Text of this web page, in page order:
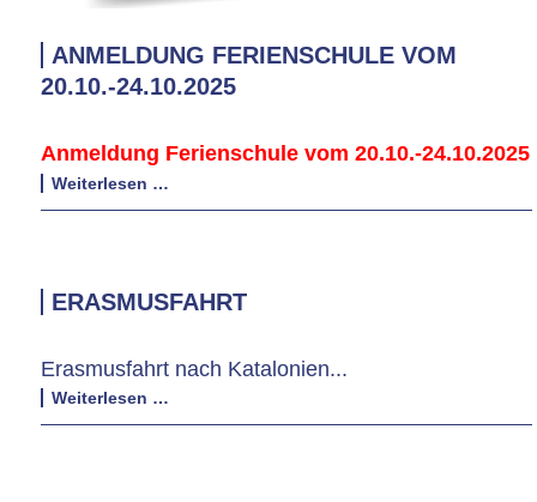
ANMELDUNG FERIENSCHULE VOM
20.10.-24.10.2025
Anmeldung Ferienschule vom 20.10.-24.10.2025
Weiterlesen …
Ferienschule
ERASMUSFAHRT
Erasmusfahrt nach Katalonien...
Weiterlesen …